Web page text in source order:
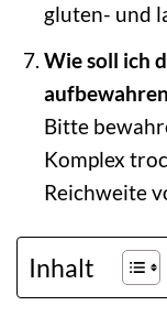
gluten- und
Wie soll ich
Bitte
Komplex
Reichweite
Inhalt